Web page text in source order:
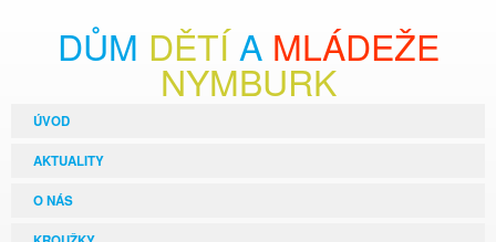
DŮM DĚTÍ A MLÁDEŽE
NYMBURK
ÚVOD
AKTUALITY
O NÁS